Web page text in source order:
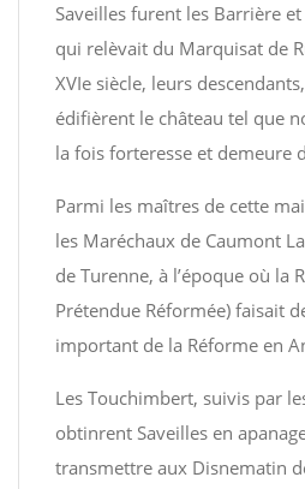
Saveilles furent les Barrière
qui relèvait du Marquisat de
XVIe siècle, leurs
édifièrent le château tel que
la fois forteresse et demeure
Parmi les maîtres de cette
les Maréchaux de Caumont
de Turenne, à l’époque où la
Prétendue Réformée) faisait
important de la Réforme en
Les Touchimbert, suivis par
obtinrent Saveilles en
transmettre aux Disnematin